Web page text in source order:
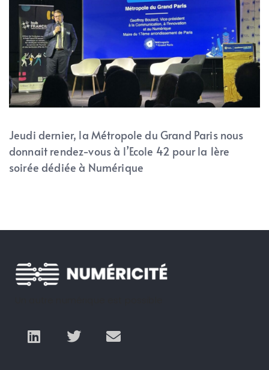
Jeudi dernier, la Métropole du Grand Paris nous
donnait rendez-vous à l’Ecole 42 pour la 1ère
soirée dédiée à Numérique